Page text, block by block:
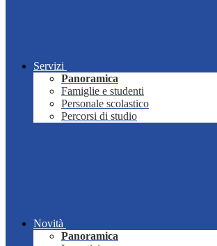
Servizi
Panoramica
Famiglie e studenti
Personale scolastico
Percorsi di studio
Novità
Panoramica